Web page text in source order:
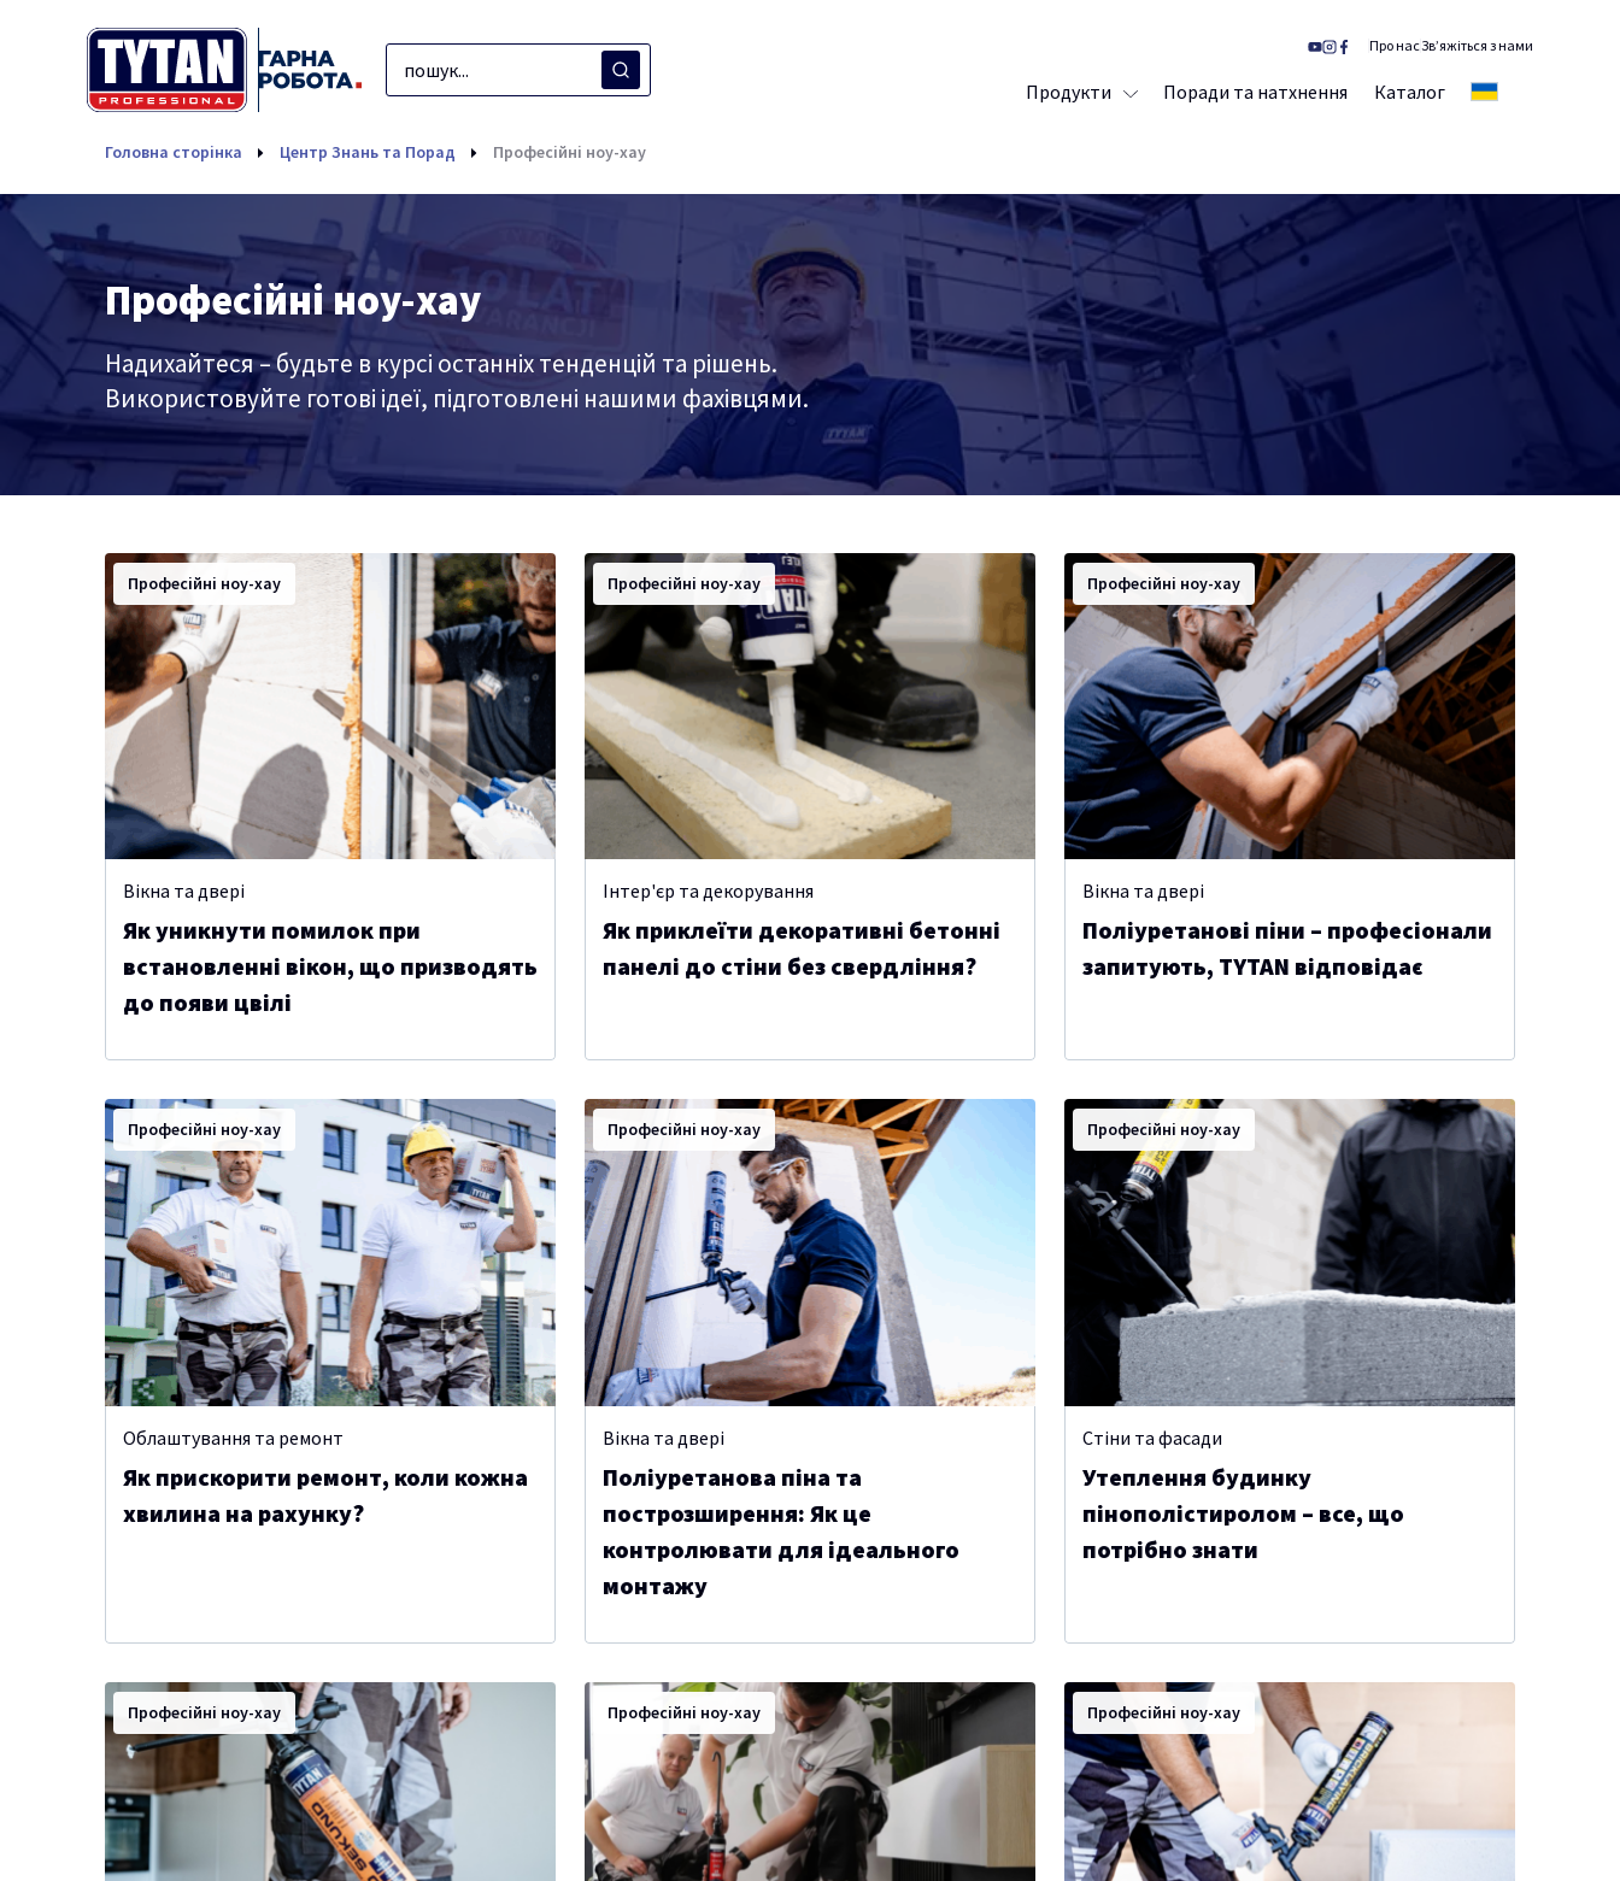
Продукти Поради та натхнення Каталог
Про насЗв’яжіться з нами
Головна сторінка Центр Знань та Порад Професійні ноу-хау
Професійні ноу-хау
Надихайтеся – будьте в курсі останніх тенденцій та рішень.
Використовуйте готові ідеї, підготовлені нашими фахівцями.
Професійні ноу-хау
Вікна та двері
Як уникнути помилок при
встановленні вікон, що призводять
до появи цвілі
Професійні ноу-хау
Інтер'єр та декорування
Як приклеїти декоративні бетонні
панелі до стіни без свердління?
Професійні ноу-хау
Вікна та двері
Поліуретанові піни – професіонали
запитують, TYTAN відповідає
Професійні ноу-хау
Облаштування та ремонт
Як прискорити ремонт, коли кожна
хвилина на рахунку?
Професійні ноу-хау
Вікна та двері
Поліуретанова піна та
построзширення: Як це
контролювати для ідеального
монтажу
Професійні ноу-хау
Стіни та фасади
Утеплення будинку
пінополістиролом – все, що
потрібно знати
Професійні ноу-хау Професійні ноу-хау Професійні ноу-хау